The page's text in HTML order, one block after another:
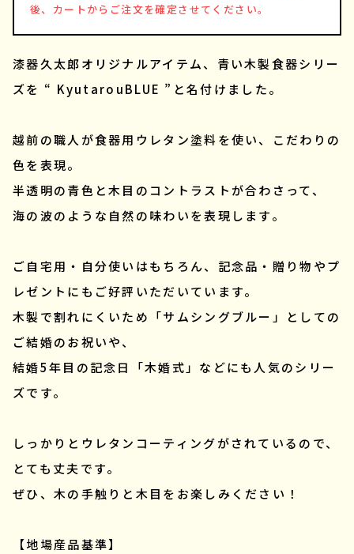
後、カートからご注文を確定させてください。
漆器久太郎オリジナルアイテム、青い木製食器シリー
ズを “ KyutarouBLUE ”と名付けました。
越前の職人が食器用ウレタン塗料を使い、こだわりの
色を表現。
半透明の青色と木目のコントラストが合わさって、
海の波のような自然の味わいを表現します。
ご自宅用・自分使いはもちろん、記念品・贈り物やプ
レゼントにもご好評いただいています。
木製で割れにくいため「サムシングブルー」としての
ご結婚のお祝いや、
結婚5年目の記念日「木婚式」などにも人気のシリー
ズです。
しっかりとウレタンコーティングがされているので、
とても丈夫です。
ぜひ、木の手触りと木目をお楽しみください！
【地場産品基準】